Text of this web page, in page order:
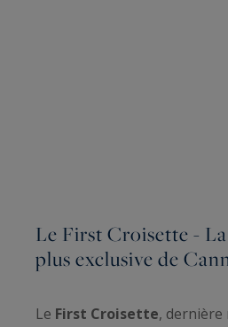
Le First Croisette -
plus exclusive de
Le First Croisette,